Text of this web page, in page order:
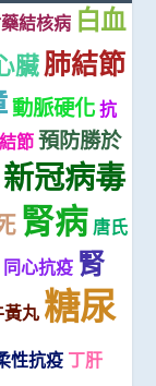
結核病 白血
臟肺結節
動脈硬化 抗
節 預防勝於
新冠病毒
腎病 唐氏
同心抗疫 腎
黃丸 糖尿
性抗疫 丁肝